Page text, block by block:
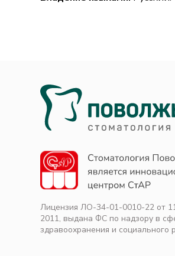
Лицензия ЛО-34-01-0010-22 от
2011, выдана ФС по надзору в
здравоохранения и социального